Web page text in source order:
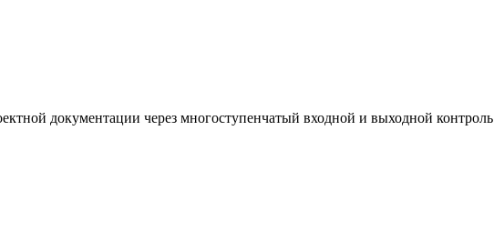
документации через многоступенчатый входной и выходной контроль